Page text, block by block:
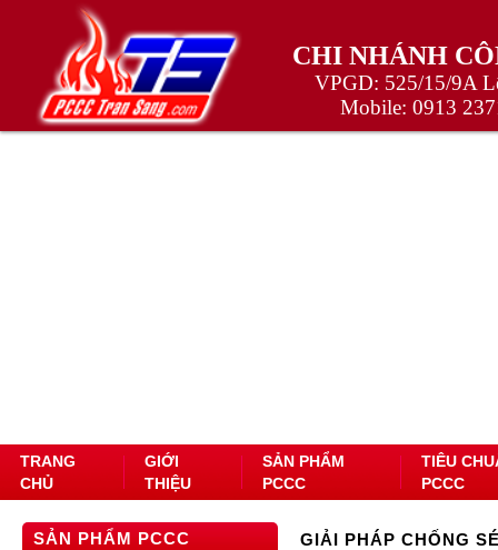
CHI NHÁNH
VPGD: 525/15/9A
Mobile: 0913
TRANG
CHỦ
GIỚI
THIỆU
SẢN PHẨM
PCCC
TIÊU
PCCC
SẢN PHẨM PCCC GIẢI PHÁP CHỐNG